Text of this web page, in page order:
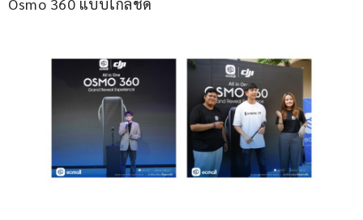
Osmo 360 แบบใกล้ชิด